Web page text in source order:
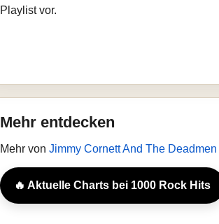
Playlist vor.
Mehr entdecken
Mehr von Jimmy Cornett And The Deadmen
🔥 Aktuelle Charts bei 1000 Rock Hits